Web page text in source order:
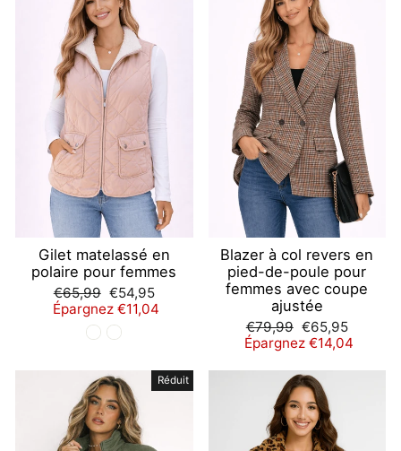
Gilet matelassé en
polaire pour femmes
Prix
régulier
€65,99 Prix
réduit
€54,95
Épargnez €11,04
Blazer à col revers en
pied-de-poule pour
femmes avec coupe
ajustée
Prix
régulier
€79,99 Prix
réduit
€65,95
Épargnez €14,04
Réduit